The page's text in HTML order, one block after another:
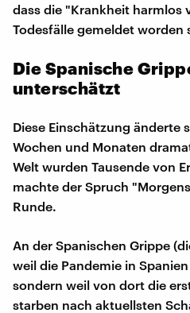
dass die "Krankheit harmlos
Todesfälle gemeldet worden
Die Spanische
unterschätzt
Diese Einschätzung änderte
Wochen und Monaten
Welt wurden Tausende von
machte der Spruch
Runde.
An der Spanischen Grippe
weil die Pandemie in
sondern weil von dort die
starben nach aktuellsten